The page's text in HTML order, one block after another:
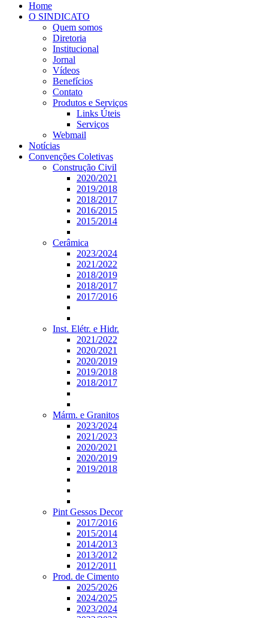
Home
O SINDICATO
Quem somos
Diretoria
Institucional
Jornal
Vídeos
Benefícios
Contato
Produtos e Serviços
Links Úteis
Serviços
Webmail
Notícias
Convenções Coletivas
Construção Civil
2020/2021
2019/2018
2018/2017
2016/2015
2015/2014
Cerâmica
2023/2024
2021/2022
2018/2019
2018/2017
2017/2016
Inst. Elétr. e Hidr.
2021/2022
2020/2021
2020/2019
2019/2018
2018/2017
Márm. e Granitos
2023/2024
2021/2023
2020/2021
2020/2019
2019/2018
Pint Gessos Decor
2017/2016
2015/2014
2014/2013
2013/2012
2012/2011
Prod. de Cimento
2025/2026
2024/2025
2023/2024